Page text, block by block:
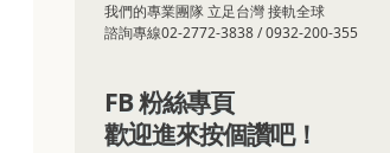
我們的專業團隊 立足台灣 接軌全球
諮詢專線02-2772-3838 / 0932-200-355
FB 粉絲專頁
歡迎進來按個讚吧！